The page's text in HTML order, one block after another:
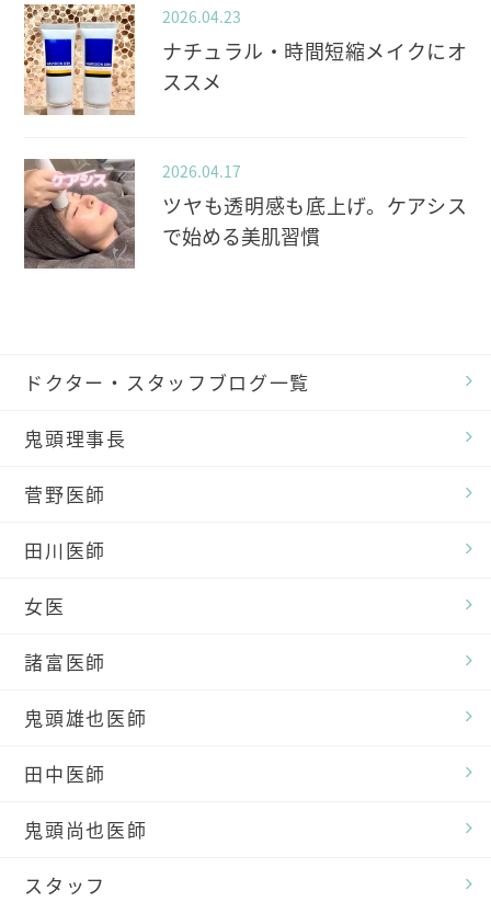
2026.04.23
ナチュラル・時間短縮メイクにオ
ススメ
2026.04.17
ツヤも透明感も底上げ。ケアシス
で始める美肌習慣
ドクター・スタッフブログ一覧
鬼頭理事長
菅野医師
田川医師
女医
諸富医師
鬼頭雄也医師
田中医師
鬼頭尚也医師
スタッフ